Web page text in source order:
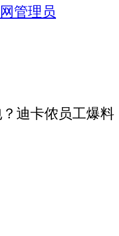
管理员
？迪卡侬员工爆料